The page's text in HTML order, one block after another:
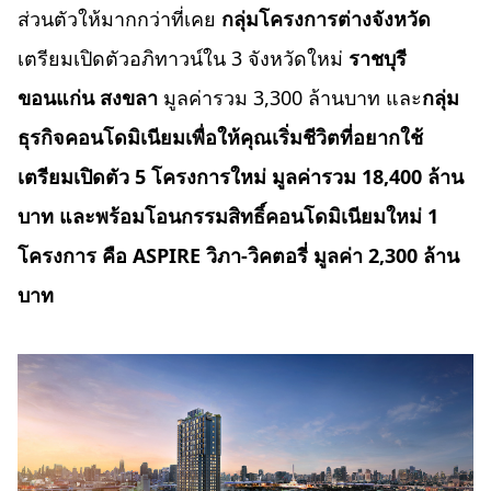
ส่วนตัวให้มากกว่าที่เคย กลุ่มโครงการต่างจังหวัด
เตรียมเปิดตัวอภิทาวน์ใน 3 จังหวัดใหม่ ราชบุรี
ขอนแก่น สงขลา มูลค่ารวม 3,300 ล้านบาท และกลุ่ม
ธุรกิจคอนโดมิเนียมเพื่อให้คุณเริ่มชีวิตที่อยากใช้
เตรียมเปิดตัว 5 โครงการใหม่ มูลค่ารวม 18,400 ล้าน
บาท และพร้อมโอนกรรมสิทธิ์คอนโดมิเนียมใหม่ 1
โครงการ คือ ASPIRE วิภา-วิคตอรี่ มูลค่า 2,300 ล้าน
บาท